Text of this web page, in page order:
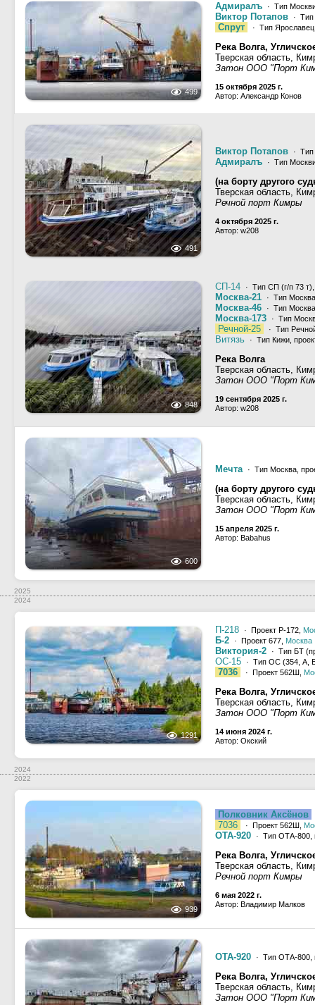
499
Адмиралъ · Тип
Виктор Потапов ·
Спрут · Тип
Река Волга,
Тверская область,
Затон ООО "Порт
15 октября 2025 г.
Автор: Александр Конов
491
Виктор Потапов ·
Адмиралъ · Тип
(на борту другого
Тверская область,
Речной порт Кимры
4 октября 2025 г.
Автор: w208
848
СП-14 · Тип СП (г/п 73
Москва-21 · Тип
Москва-46 · Тип
Москва-173 · Тип
Речной-25 · Тип
Витязь · Тип Кижи,
Река Волга
Тверская область,
Затон ООО "Порт
19 сентября 2025 г.
Автор: w208
600
Мечта · Тип Москва,
(на борту другого
Тверская область,
Затон ООО "Порт
15 апреля 2025 г.
Автор: Babahus
2025
2024
1291
П-218 · Проект Р-172,
Б-2 · Проект 677, Москва
Виктория-2 · Тип БТ
ОС-15 · Тип ОС (354, А,
7036 · Проект 562Ш,
Река Волга,
Тверская область,
Затон ООО "Порт
14 июня 2024 г.
Автор: Окский
2024
2022
939
Полковник Аксёнов
7036 · Проект 562Ш,
ОТА-920 · Тип ОТА-800,
Река Волга,
Тверская область,
Речной порт Кимры
6 мая 2022 г.
Автор: Владимир Малков
ОТА-920 · Тип ОТА-800,
Река Волга,
Тверская область,
Затон ООО "Порт